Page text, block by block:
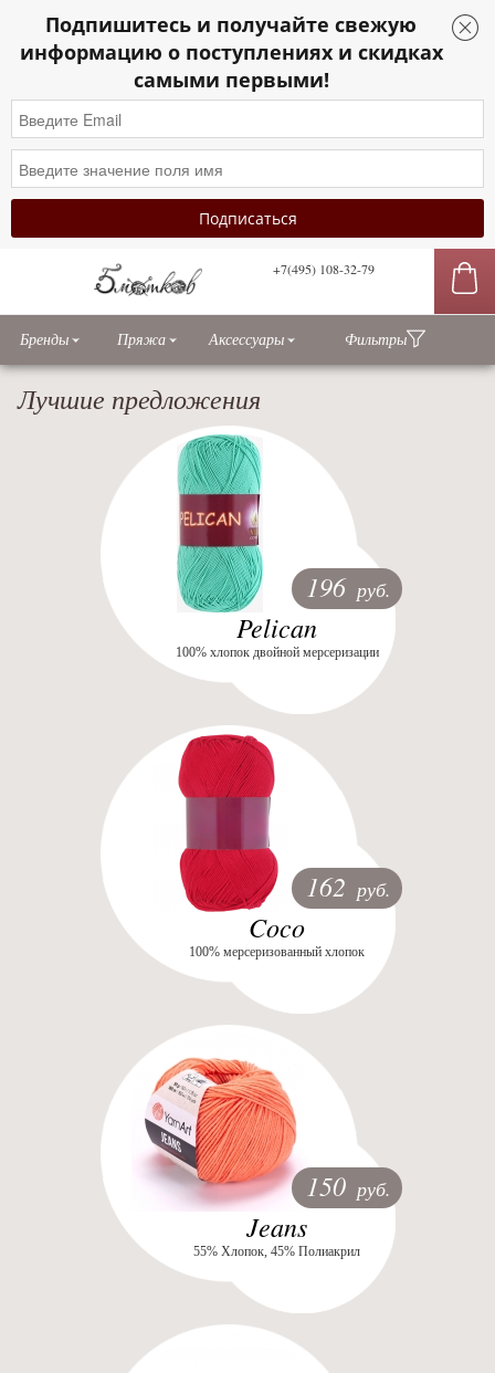
Подпишитесь и получайте свежую
информацию о поступлениях и скидках
самыми первыми!
+7(495) 108-32-79
Sidebar
toggle
Бренды Пряжа Аксессуары Фильтры
Лучшие предложения
Pelican
100% хлопок двойной мерсеризации
196 руб.
Coco
100% мерсеризованный хлопок
162 руб.
Jeans
55% Хлопок, 45% Полиакрил
150 руб.